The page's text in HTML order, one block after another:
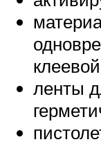
ленты